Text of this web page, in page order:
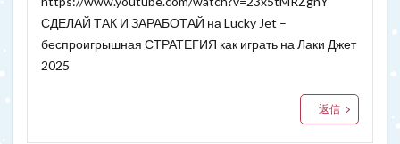
СДЕЛАЙ ТАК И ЗАРАБОТАЙ на Lucky Jet –
беспроигрышная СТРАТЕГИЯ как играть на Лаки Джет
2025
返信